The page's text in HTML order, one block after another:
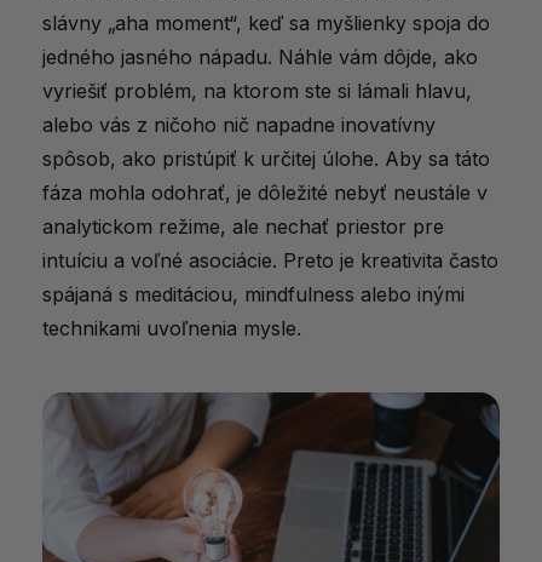
slávny „aha moment“, keď sa myšlienky spoja do
jedného jasného nápadu. Náhle vám dôjde, ako
vyriešiť problém, na ktorom ste si lámali hlavu,
alebo vás z ničoho nič napadne inovatívny
spôsob, ako pristúpiť k určitej úlohe. Aby sa táto
fáza mohla odohrať, je dôležité nebyť neustále v
analytickom režime, ale nechať priestor pre
intuíciu a voľné asociácie. Preto je kreativita často
spájaná s meditáciou, mindfulness alebo inými
technikami uvoľnenia mysle.